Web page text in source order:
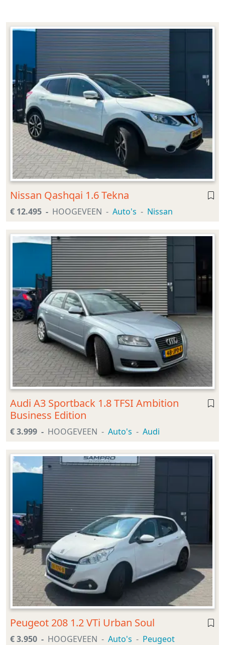
Nissan Qashqai 1.6 Tekna
€ 12.495 HOOGEVEEN Auto's Nissan
Audi A3 Sportback 1.8 TFSI Ambition
Business Edition
€ 3.999 HOOGEVEEN Auto's Audi
Peugeot 208 1.2 VTi Urban Soul
€ 3.950 HOOGEVEEN Auto's Peugeot